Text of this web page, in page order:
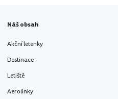
Náš obsah
Akční letenky
Destinace
Letiště
Aerolinky